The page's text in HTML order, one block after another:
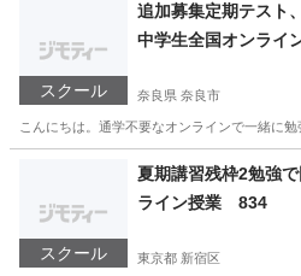
スクール
追加募集定期テスト
中学生全国オンライ
奈良県 奈良市
こんにちは。通学不要なオンラインで一緒に
家庭教師 オンライン
スクール
夏期講習残枠2勉強
ライン授業 834
東京都 新宿区